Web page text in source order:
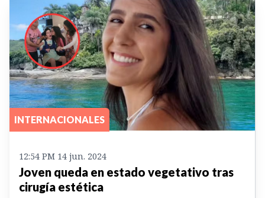
INTERNACIONALES
12:54 PM 14 jun. 2024
Joven queda en estado vegetativo tras
cirugía estética